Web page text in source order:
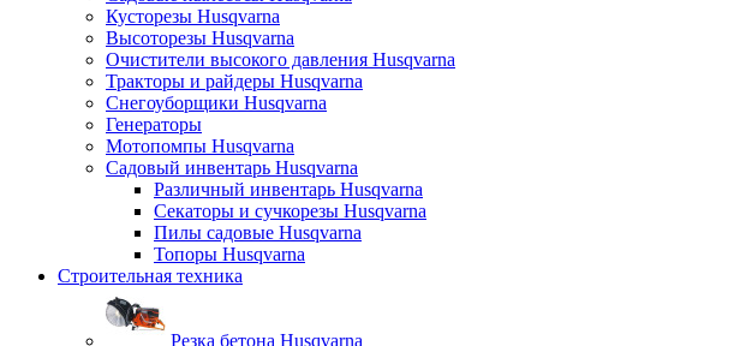
Кусторезы Husqvarna
Высоторезы Husqvarna
Очистители высокого давления Husqvarna
Тракторы и райдеры Husqvarna
Снегоуборщики Husqvarna
Генераторы
Мотопомпы Husqvarna
Садовый инвентарь Husqvarna
Различный инвентарь Husqvarna
Секаторы и сучкорезы Husqvarna
Пилы садовые Husqvarna
Топоры Husqvarna
Строительная техника
Резка бетона Husqvarna